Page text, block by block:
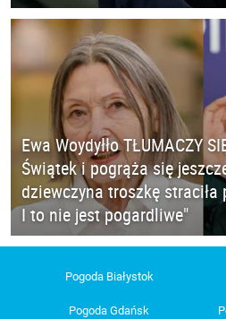
Ewa Woydyłło TŁUMACZY
Świątek i pogrąża się
dziewczyna troszkę
I to nie jest pogardliwe"
Pogoda Białystok
Pogoda Gdańsk